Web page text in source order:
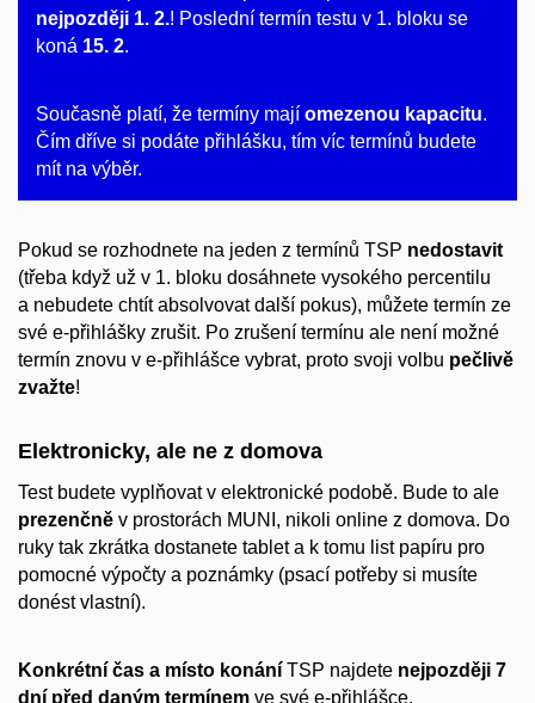
nejpozději 1. 2.! Poslední termín testu v 1. bloku se
koná 15. 2.
Současně platí, že termíny mají omezenou kapacitu.
Čím dříve si podáte přihlášku, tím víc termínů budete
mít na výběr.
Pokud se rozhodnete na jeden z termínů TSP nedostavit
(třeba když už v 1. bloku dosáhnete vysokého percentilu
a nebudete chtít absolvovat další pokus), můžete termín ze
své e-přihlášky zrušit. Po zrušení termínu ale není možné
termín znovu v e-přihlášce vybrat, proto svoji volbu pečlivě
zvažte!
Elektronicky, ale ne z domova
Test budete vyplňovat v elektronické podobě. Bude to ale
prezenčně v prostorách MUNI, nikoli online z domova. Do
ruky tak zkrátka dostanete tablet a k tomu list papíru pro
pomocné výpočty a poznámky (psací potřeby si musíte
donést vlastní).
Konkrétní čas a místo konání TSP najdete nejpozději 7
dní před daným termínem ve své e-přihlášce.